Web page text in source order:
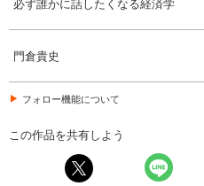
門倉貴史
フォロー機能について
この作品を共有しよう